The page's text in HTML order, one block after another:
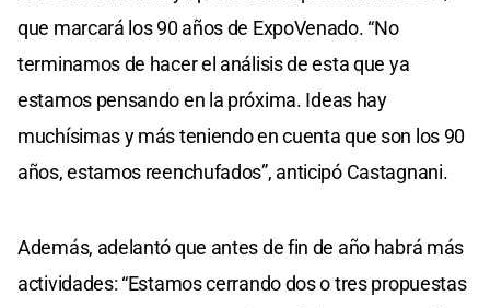
que marcará los 90 años de ExpoVenado. “No
terminamos de hacer el análisis de esta que ya
estamos pensando en la próxima. Ideas hay
muchísimas y más teniendo en cuenta que son los 90
años, estamos reenchufados”, anticipó Castagnani.
Además, adelantó que antes de fin de año habrá más
actividades: “Estamos cerrando dos o tres propuestas